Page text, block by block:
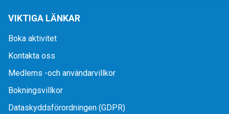
VIKTIGA LÄNKAR
Boka aktivitet
Kontakta oss
Medlems -och användarvillkor
Bokningsvillkor
Dataskyddsförordningen (GDPR)